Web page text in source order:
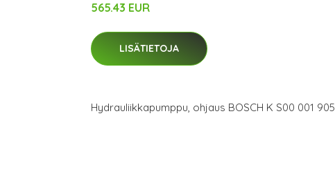
565.43 EUR
LISÄTIETOJA
Hydrauliikkapumppu, ohjaus BOSCH K S00 001 905